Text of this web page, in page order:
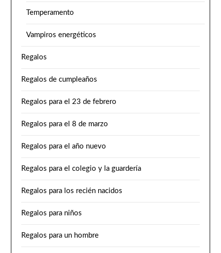
Temperamento
Vampiros energéticos
Regalos
Regalos de cumpleaños
Regalos para el 23 de febrero
Regalos para el 8 de marzo
Regalos para el año nuevo
Regalos para el colegio y la guardería
Regalos para los recién nacidos
Regalos para niños
Regalos para un hombre